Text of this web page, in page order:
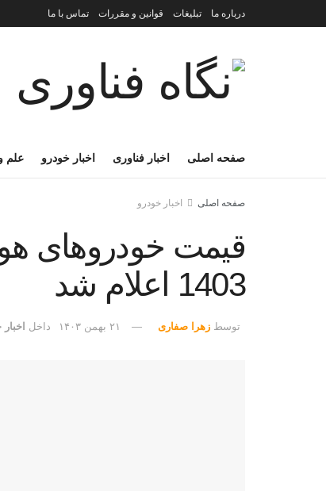
درباره ما تبلیغات قوانین و مقررات تماس با ما
صفحه اصلی اخبار فناوری اخبار خودرو علم
صفحه اصلی اخبار خودرو
قیمت خودروهای
1403 اعلام شد
توسط زهرا صفاری ۲۱ بهمن ۱۴۰۳ داخل